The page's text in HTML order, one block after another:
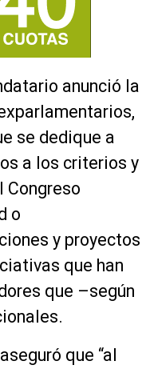
anunció la
se dedique a
a los criterios y
Congreso
o
y proyectos
que han
que –según
que “al